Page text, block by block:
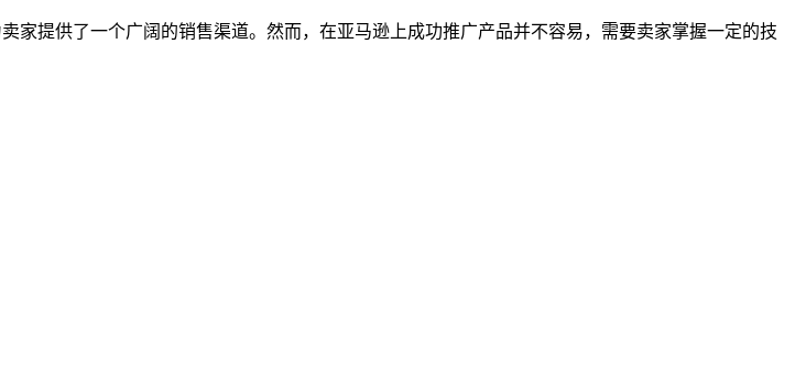
家提供了一个广阔的销售渠道。然而，在亚马逊上成功推广产品并不容易，需要卖家掌握一定的技